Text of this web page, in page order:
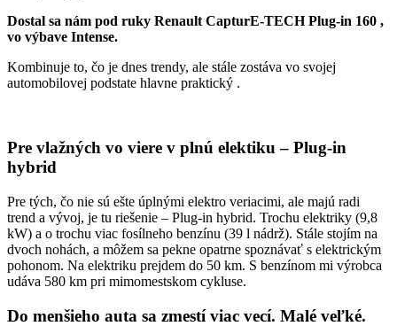
Dostal sa nám pod ruky Renault CapturE-TECH Plug-in 160 ,
vo výbave Intense.
Kombinuje to, čo je dnes trendy, ale stále zostáva vo svojej
automobilovej podstate hlavne praktický .
Pre vlažných vo viere v plnú elektiku – Plug-in
hybrid
Pre tých, čo nie sú ešte úplnými elektro veriacimi, ale majú radi
trend a vývoj, je tu riešenie – Plug-in hybrid. Trochu elektriky (9,8
kW) a o trochu viac fosílneho benzínu (39 l nádrž). Stále stojím na
dvoch nohách, a môžem sa pekne opatrne spoznávať s elektrickým
pohonom. Na elektriku prejdem do 50 km. S benzínom mi výrobca
udáva 580 km pri mimomestskom cykluse.
Do menšieho auta sa zmestí viac vecí. Malé veľké.